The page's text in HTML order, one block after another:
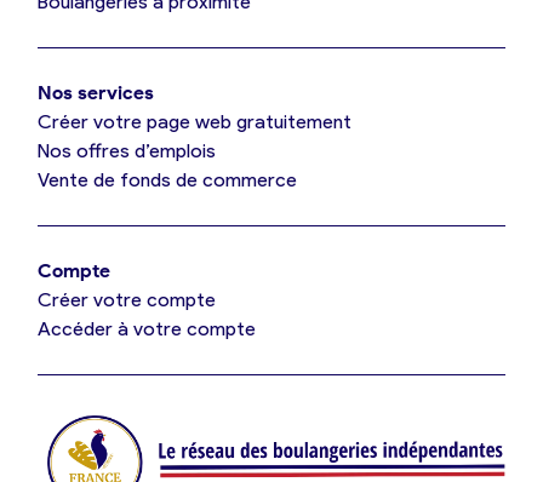
Je référence ma boulangerie (gratuit)
Offres d’emploi
Je suis fournisseur
Nos services
Créer votre page web gratuitement
Nos offres d’emplois
Vente de fonds de commerce
Compte
Créer votre compte
Accéder à votre compte